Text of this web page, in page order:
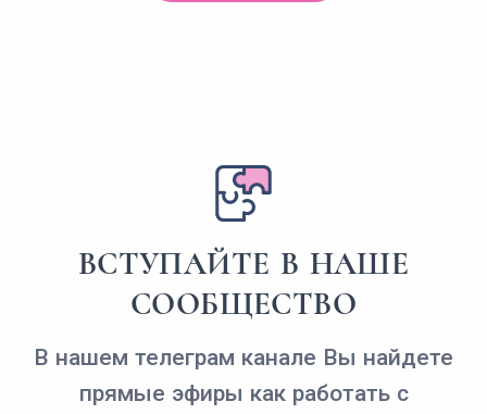
ВСТУПАЙТЕ В НАШЕ
СООБЩЕСТВО
В нашем телеграм канале Вы найдете
прямые эфиры как работать с